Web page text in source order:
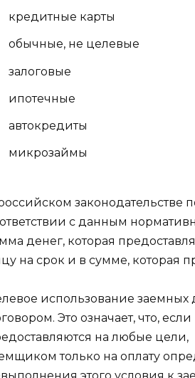
кредитные карты
обычные, не целевые
залоговые
ипотечные
автокредиты
микрозаймы
законодательстве
с данным
денег, которая
на срок и в сумме, которая
использование
Это означает, что,
на любые цели,
только на оплату